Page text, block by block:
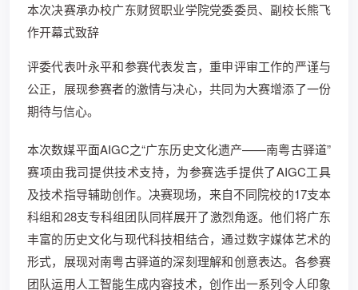
本次决赛承办校广东财贸职业学院党委委员、副校长熊飞
作开幕式致辞
评委代表叶永平和参赛代表发言，重申评审工作的严谨与
公正，展现参赛者的激情与决心，共同为大赛增添了一份
期待与信心。
本次数媒平面AIGC之“广东历史文化遗产——南粤古驿道”
赛项由我司提供技术支持，为参赛选手提供了AIGC工具
及技术指导辅助创作。决赛现场，来自不同院校的17支本
科组和28支专科组团队同样展开了激烈角逐。他们将广东
丰富的历史文化与现代科技相结合，通过数字媒体艺术的
形式，展现对南粤古驿道的深刻理解和创意表达。各参赛
团队运用人工智能生成内容技术，创作出一系列令人印象